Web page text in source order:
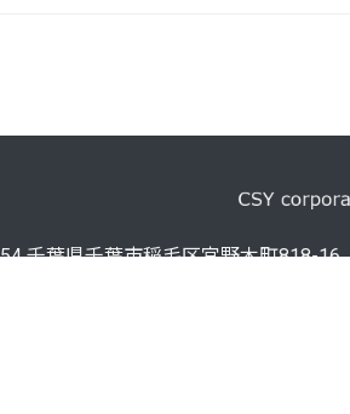
千葉県千葉市稲毛区宮野木町818-16